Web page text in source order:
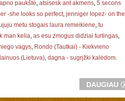
paukštė, atsisesk ant akmens, 5 secons
-she looks so perfect, jenniger lopez- on the
metu stogais laura remeikiene, tu
man kelia, as esu zmogus didziai turtingas,
vagys, Rondo (Tautkai) - Kiekvieno
(Lietuva), dagna - sugrįžki kalėdom.
DAUGIAU